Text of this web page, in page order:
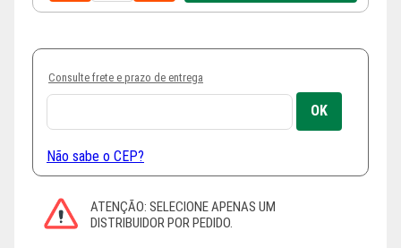
Consulte frete e prazo de entrega
Não sabe o CEP?